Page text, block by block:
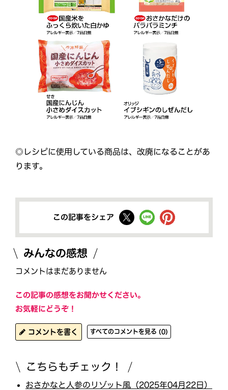
◎レシピに使用している商品は、改廃になることがあ
ります。
この記事をシェア
みんなの感想
コメントはまだありません
この記事の感想をお聞かせください。
お気軽にどうぞ！
コメントを書く すべてのコメントを見る (0)
こちらもチェック！
おさかなと人参のリゾット風（2025年04月22日）